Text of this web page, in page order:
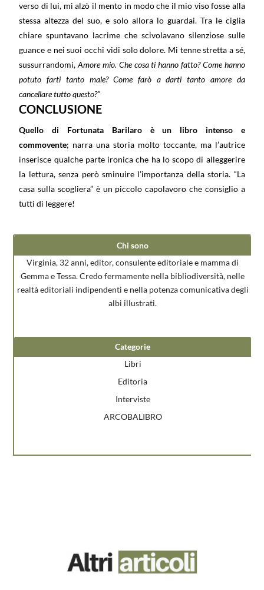
verso di lui, mi alzò il mento in modo che il mio viso fosse alla
stessa altezza del suo, e solo allora lo guardai. Tra le ciglia
chiare spuntavano lacrime che scivolavano silenziose sulle
guance e nei suoi occhi vidi solo dolore. Mi tenne stretta a sé,
sussurrandomi,Amore mio. Che cosa ti hanno fatto? Come hanno
potuto farti tanto male? Come farò a darti tanto amore da
cancellare tutto questo?”
CONCLUSIONE
Quello di Fortunata Barilaro è un libro intenso e
commovente; narra una storia molto toccante, ma l’autrice
inserisce qualche parte ironica che ha lo scopo di alleggerire
la lettura, senza però sminuire l’importanza della storia. “La
casa sulla scogliera” è un piccolo capolavoro che consiglio a
tutti di leggere!
Chi sono
Virginia, 32 anni, editor, consulente editoriale e mamma di
Gemma e Tessa. Credo fermamente nella bibliodiversità, nelle
realtà editoriali indipendenti e nella potenza comunicativa degli
albi illustrati.
Categorie
Libri
Editoria
Interviste
ARCOBALIBRO